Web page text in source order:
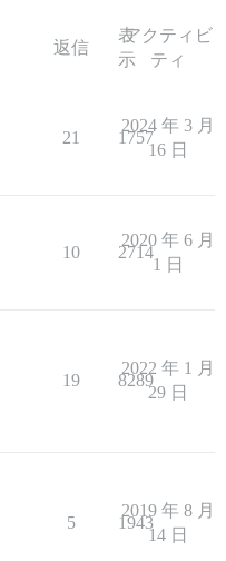
返信
表
示
アクティビ
ティ
21 1757
2024 年 3 月
16 日
10 2714
2020 年 6 月
1 日
19 8289
2022 年 1 月
29 日
5 1943
2019 年 8 月
14 日